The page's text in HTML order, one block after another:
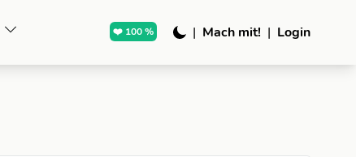
❤️ 100 % | Mach mit! | Login